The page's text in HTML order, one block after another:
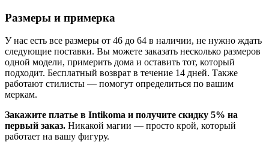
Размеры и примерка
У нас есть все размеры от 46 до 64 в наличии, не нужно ждать
следующие поставки. Вы можете заказать несколько размеров
одной модели, примерить дома и оставить тот, который
подходит. Бесплатный возврат в течение 14 дней. Также
работают стилисты — помогут определиться по вашим
меркам.
Закажите платье в Intikoma и получите скидку 5% на
первый заказ. Никакой магии — просто крой, который
работает на вашу фигуру.